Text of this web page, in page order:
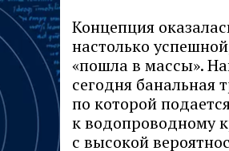
Концепция
настолько
«пошла в массы».
сегодня банальная
по которой
к водопроводному
с высокой